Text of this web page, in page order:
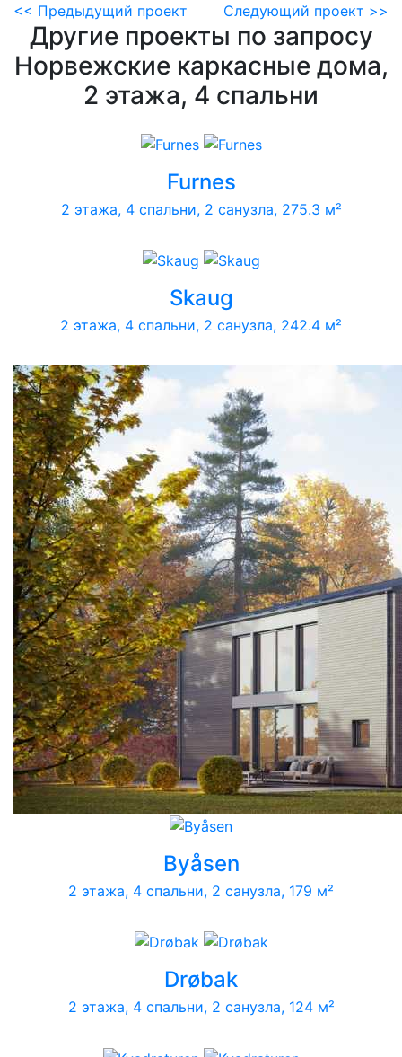
<< Предыдущий проект Следующий проект >>
Другие проекты по запросу
Норвежские каркасные дома,
2 этажа, 4 спальни
Furnes
2 этажа, 4 спальни, 2 санузла, 275.3 м²
Skaug
2 этажа, 4 спальни, 2 санузла, 242.4 м²
Byåsen
2 этажа, 4 спальни, 2 санузла, 179 м²
Drøbak
2 этажа, 4 спальни, 2 санузла, 124 м²